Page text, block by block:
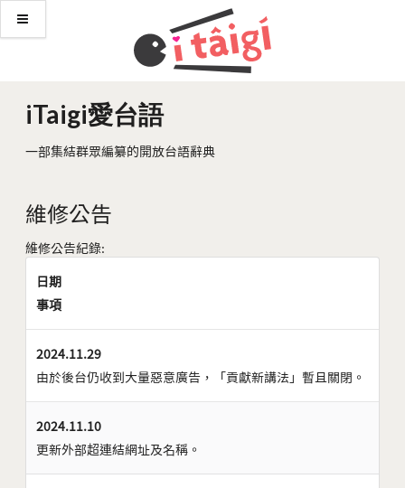
iTaigi愛台語
一部集結群眾編纂的開放台語辭典
維修公告
維修公告紀錄:
日期
事項
2024.11.29
由於後台仍收到大量惡意廣告，「貢獻新講法」暫且關閉。
2024.11.10
更新外部超連結網址及名稱。